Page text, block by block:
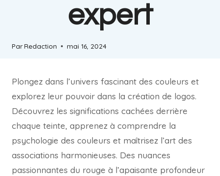
expert
ParRedaction mai 16, 2024
Plongez dans l’univers fascinant des couleurs et
explorez leur pouvoir dans la création de logos.
Découvrez les significations cachées derrière
chaque teinte, apprenez à comprendre la
psychologie des couleurs et maîtrisez l’art des
associations harmonieuses. Des nuances
passionnantes du rouge à l’apaisante profondeur